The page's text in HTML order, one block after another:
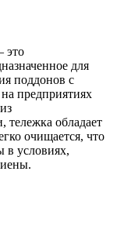
это
для
поддонов с
предприятиях
тележка обладает
очищается, что
в условиях,